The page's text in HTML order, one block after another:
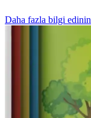
Daha fazla bilgi edinin